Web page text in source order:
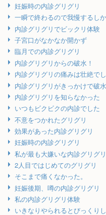
妊娠時の内診グリグリ
一瞬で終わるので我慢するし
内診グリグリでビックリ体験
子宮口がなかなか開かず
臨月での内診グリグリ
内診グリグリからの破水！
内診グリグリの痛みは壮絶でし
内診グリグリがきっかけで破
内診グリグリを知らなかった
いつもビクビクの内診でした
不意をつかれたグリグリ
効果があった内診グリグリ
妊娠時の内診グリグリ
私が最も大嫌いな内診グリグ
2人目ではじめてのグリグリ
そこまで痛くなかった。
妊娠後期、噂の内診グリグリ
私の内診グリグリ体験
いきなりやられるとびっくりし